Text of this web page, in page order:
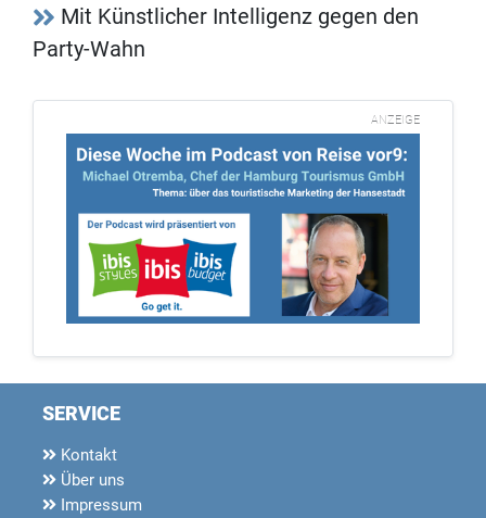
Mit Künstlicher Intelligenz gegen den
Party-Wahn
ANZEIGE
SERVICE
Kontakt
Über uns
Impressum